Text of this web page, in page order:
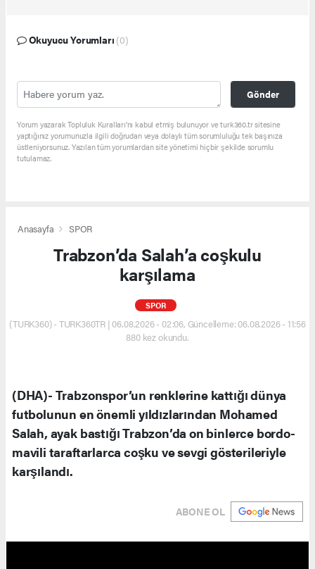
Okuyucu Yorumları (0)
Gönder
Yorum yazarak Topluluk Kuralları’nı kabul etmiş bulunuyor ve turk360.tr sitesine
yaptığınız yorumunuzla ilgili doğrudan veya dolaylı tüm sorumluluğu tek başınıza
üstleniyorsunuz. Yazılan tüm yorumlardan site yönetimi hiçbir şekilde sorumlu
tutulamaz.
Anasayfa SPOR
Trabzon’da Salah’a coşkulu
karşılama
SPOR
(TURK360) - TURK360TR | 06.08.2026 - 02:06, Güncelleme: 06.08.2026 - 11:56
880 kez okundu.
(DHA)- Trabzonspor’un renklerine kattığı dünya
futbolunun en önemli yıldızlarından Mohamed
Salah, ayak bastığı Trabzon’da on binlerce bordo-
mavili taraftarlarca coşku ve sevgi gösterileriyle
karşılandı.
ABONE OL